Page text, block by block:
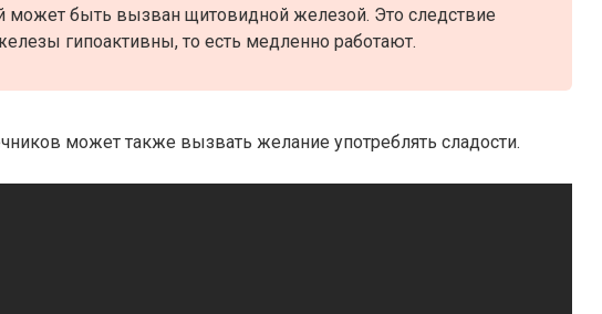
может быть вызван щитовидной железой. Это следствие
гипоактивны, то есть медленно работают.
может также вызвать желание употреблять сладости.